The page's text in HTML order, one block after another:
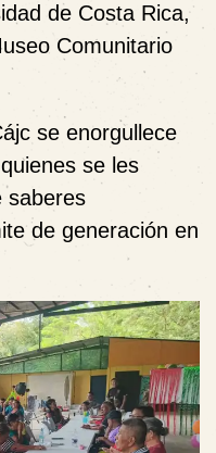
de Costa Rica,
Comunitario
se enorgullece
se les
saberes
de generación en